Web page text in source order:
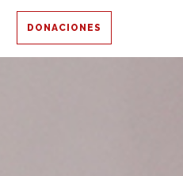
DONACIONES